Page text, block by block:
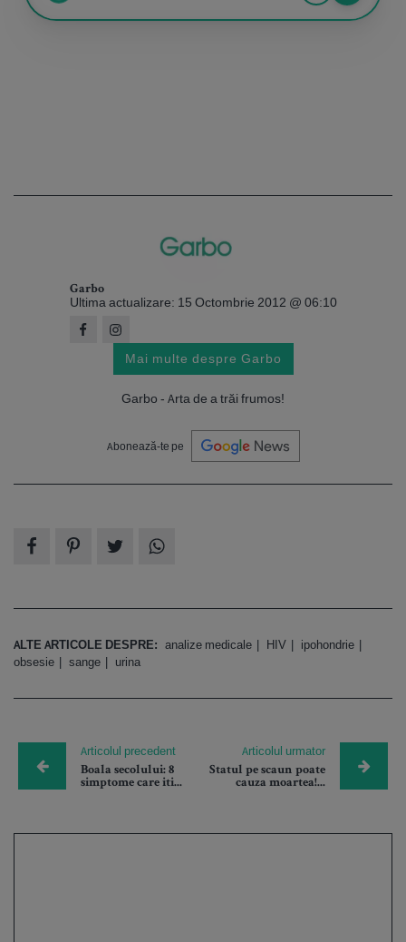
Garbo
Ultima actualizare: 15 Octombrie 2012 @ 06:10
Mai multe despre Garbo
Garbo - Arta de a trăi frumos!
Abonează-te pe
ALTE ARTICOLE DESPRE: analize medicale HIV
ipohondrie
obsesie
sange urina
Articolul precedent
Boala secolului: 8
simptome care iti...
Articolul urmator
Statul pe scaun poate
cauza moartea!...